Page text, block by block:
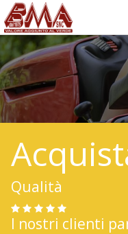
Qualità
I nostri clienti